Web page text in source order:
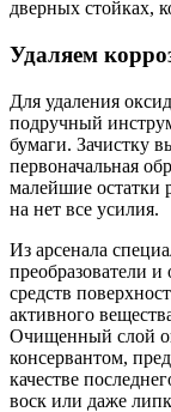
дверных стойках,
Удаляем
Для удаления
подручный
бумаги. Зачистку
первоначальная
малейшие остатки
на нет все усилия.
Из арсенала
преобразователи
средств
активного
Очищенный слой
консервантом,
качестве
воск или даже